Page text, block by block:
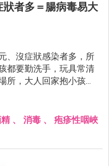
者多＝腸病毒易大
、沒症狀感染者多，所
都要勤洗手，玩具常清
所，大人回家抱小孩之
染腸病毒患者，因其所
提高，更要小心有無重
、 消毒 、 疱疹性咽峽